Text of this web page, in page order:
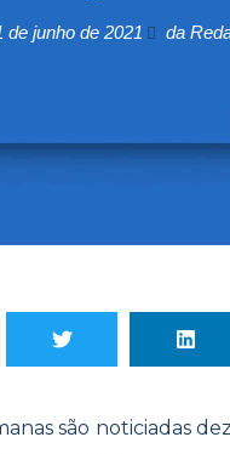
de junho de 2021 da
são noticiadas